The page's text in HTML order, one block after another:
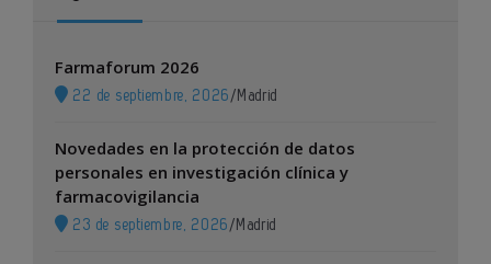
Farmaforum 2026
22 de septiembre, 2026 / Madrid
Novedades en la protección de datos
personales en investigación clínica y
farmacovigilancia
23 de septiembre, 2026 / Madrid